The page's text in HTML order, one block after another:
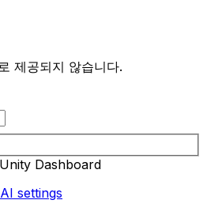
제공되지 않습니다.
Dashboard
settings